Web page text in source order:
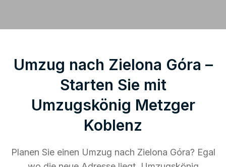
Umzug nach Zielona Góra –
Starten Sie mit
Umzugskönig Metzger
Koblenz
Planen Sie einen Umzug nach Zielona Góra? Egal